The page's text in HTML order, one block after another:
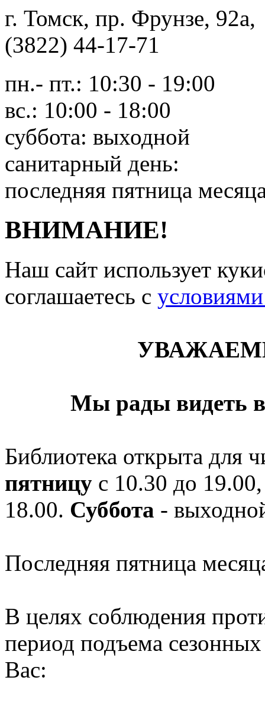
г. Томск, пр. Фрунзе,
(3822) 44-17-71
пн.- пт.: 10:30 - 19:00
вс.: 10:00 - 18:00
суббота: выходной
санитарный день:
последняя пятница
ВНИМАНИЕ!
Наш сайт использует
соглашаетесь c
Мы рады видеть
Библиотека открыта для
пятницу с 10.30 до
18.00. Суббота -
Последняя пятница
В целях соблюдения
период подъема
Вас: